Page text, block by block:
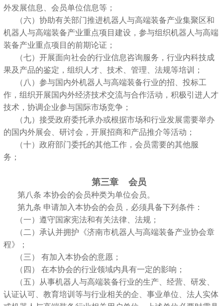
外发展信息、会员单位信息等；
（六）协助有关部门推进机器人与高端装备产业集聚区和
机器人与高端装备产业重点项目建设，参与组织机器人与高端
装备产业重点项目的前期论证；
（七）开展面向社会的行业信息咨询服务，行业内科技成
果及产品的鉴定，组织人才、技术、管理、法规等培训；
（八）参与国内外机器人与高端装备行业的招、投标工
作，组织开展国内外经济技术交流与合作活动，积极引进人才
技术，协调企业参与国际市场竞争；
（九）接受政府委托承办或根据市场和行业发展需要举办
的国内外展会、研讨会，开展招商和产品推介等活动；
（十）政府部门委托的其他工作，会员需要的其他服
务；
第三章 会员
第八条 本协会的会员种类为单位会员。
第九条 申请加入本协会的会员，必须具备下列条件：
（一）遵守国家宪法和有关法律、法规；
（二）承认并拥护《济南市机器人与高端装备产业协会章
程》；
（三） 有加入本协会的意愿；
（四） 在本协会的行业领域内具有一定的影响；
（五）从事机器人与高端装备行业的生产、经营、研发、
认证认可、教育培训等与行业相关的企、事业单位、法人实体